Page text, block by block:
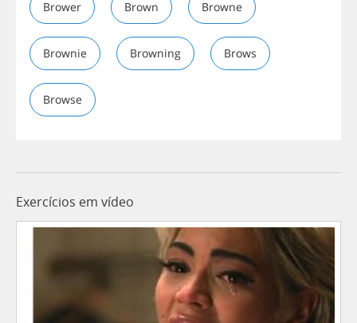
Brower Brown Browne
Brownie Browning Brows
Browse
Exercícios em vídeo